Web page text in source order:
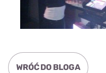
WRÓĆ DO BLOGA